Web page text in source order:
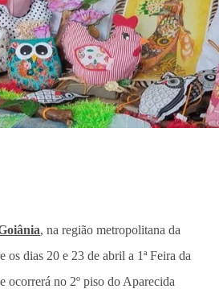
, na região metropolitana da
os dias 20 e 23 de abril a 1ª Feira da
ocorrerá no 2º piso do Aparecida